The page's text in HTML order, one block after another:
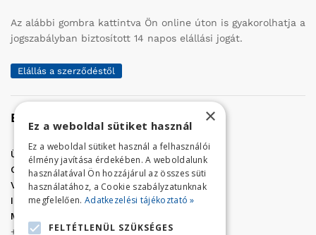
Az alábbi gombra kattintva Ön online úton is gyakorolhatja a
jogszabályban biztosított 14 napos elállási jogát.
Elállás a szerződéstől
Elérhetőség
Üzletünk címe:
Szolnok, Vércse út 17.
Golf Center Áruház:06 (56) 423-324
VÁR-Kert Áruház: 06 (56) 429-771
Iroda:06 (56) 421-857
Megrendelés, termék információ:
+36 (70) 938-3356
×
Ez a weboldal sütiket használ
Ez a weboldal sütiket használ a felhasználói
élmény javítása érdekében. A weboldalunk
használatával Ön hozzájárul az összes süti
használatához, a Cookie szabályzatunknak
megfelelően. Adatkezelési tájékoztató »
FELTÉTLENÜL SZÜKSÉGES